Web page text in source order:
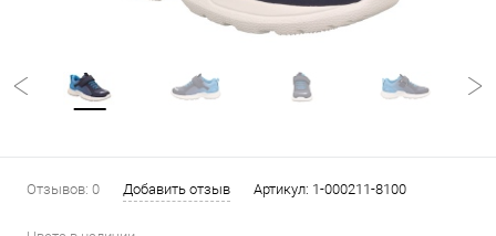
Отзывов: 0 Добавить отзыв Артикул: 1-000211-8100